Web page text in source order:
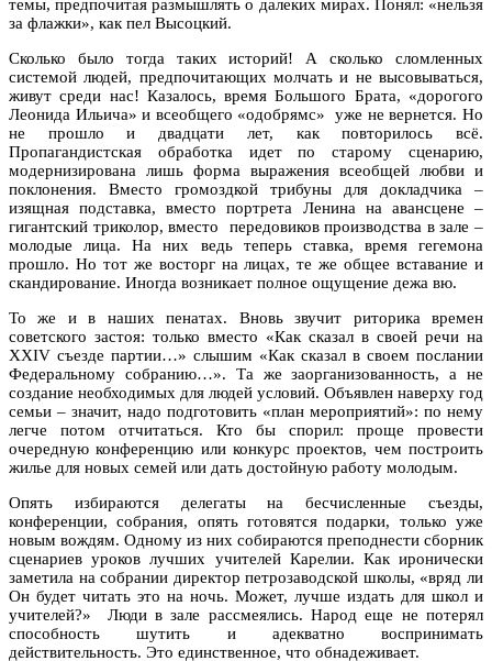
темы, предпочитая размышлять о далеких мирах. Понял: «нельзя
за флажки», как пел Высоцкий.
Сколько было тогда таких историй! А сколько сломленных
системой людей, предпочитающих молчать и не высовываться,
живут среди нас! Казалось, время Большого Брата, «дорогого
Леонида Ильича» и всеобщего «одобрямс» уже не вернется. Но
не прошло и двадцати лет, как повторилось всё.
Пропагандистская обработка идет по старому сценарию,
модернизирована лишь форма выражения всеобщей любви и
поклонения. Вместо громоздкой трибуны для докладчика –
изящная подставка, вместо портрета Ленина на авансцене –
гигантский триколор, вместо передовиков производства в зале –
молодые лица. На них ведь теперь ставка, время гегемона
прошло. Но тот же восторг на лицах, те же общее вставание и
скандирование. Иногда возникает полное ощущение дежа вю.
То же и в наших пенатах. Вновь звучит риторика времен
советского застоя: только вместо «Как сказал в своей речи на
XXIV съезде партии…» cлышим «Как сказал в своем послании
Федеральному собранию…». Та же заорганизованность, а не
создание необходимых для людей условий. Объявлен наверху год
семьи – значит, надо подготовить «план мероприятий»: по нему
легче потом отчитаться. Кто бы спорил: проще провести
очередную конференцию или конкурс проектов, чем построить
жилье для новых семей или дать достойную работу молодым.
Опять избираются делегаты на бесчисленные съезды,
конференции, собрания, опять готовятся подарки, только уже
новым вождям. Одному из них собираются преподнести сборник
сценариев уроков лучших учителей Карелии. Как иронически
заметила на собрании директор петрозаводской школы, «вряд ли
Он будет читать это на ночь. Может, лучше издать для школ и
учителей?» Люди в зале рассмеялись. Народ еще не потерял
способность шутить и адекватно воспринимать
действительность. Это единственное, что обнадеживает.